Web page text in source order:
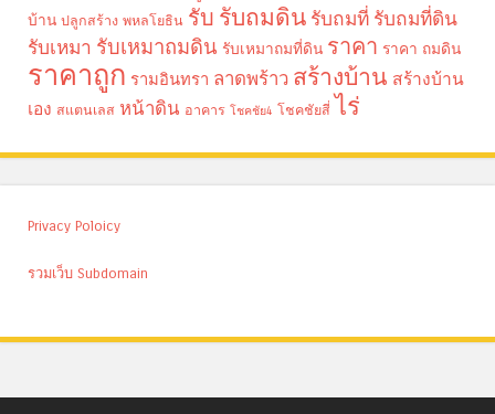
บ้าน ปลูกสร้าง พหลโยธิน รับ รับถมดิน รับถมที่ รับถมที่ดิน
รับเหมา รับเหมาถมดิน รับเหมาถมที่ดิน ราคา ราคา ถมดิน
ราคาถูก รามอินทรา ลาดพร้าว สร้างบ้าน สร้างบ้าน
เอง สแตนเลส หน้าดิน อาคาร โชคชัย4 โชคชัยสี่ ไร่
Privacy Poloicy
รวมเว็บ Subdomain